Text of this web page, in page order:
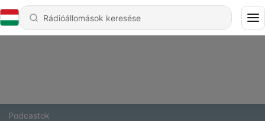
Podcastok